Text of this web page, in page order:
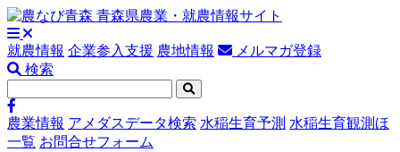
就農情報 企業参入支援 農地情報
メルマガ登録
検索
農業情報 アメダスデータ検索 水稲生育予測 水稲生育観測ほ
一覧 お問合せフォーム